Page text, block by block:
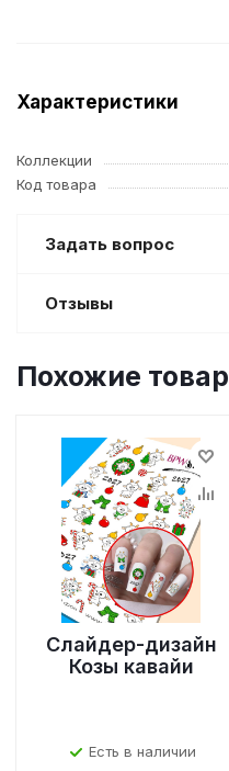
Характеристики
Коллекции
Код товара
Задать вопрос
Отзывы
Похожие
Слайдер-дизайн
Козы кавайи
Есть в наличии